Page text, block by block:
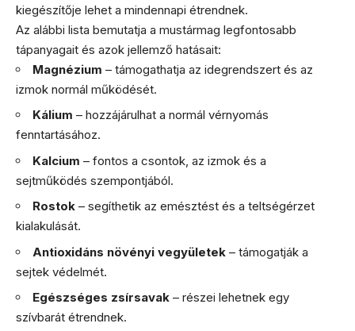
kiegészítője lehet a mindennapi étrendnek.
Az alábbi lista bemutatja a mustármag legfontosabb
tápanyagait és azok jellemző hatásait:
Magnézium – támogathatja az idegrendszert és az
izmok normál működését.
Kálium – hozzájárulhat a normál vérnyomás
fenntartásához.
Kalcium – fontos a csontok, az izmok és a
sejtműködés szempontjából.
Rostok – segíthetik az emésztést és a teltségérzet
kialakulását.
Antioxidáns növényi vegyületek – támogatják a
sejtek védelmét.
Egészséges zsírsavak – részei lehetnek egy
szívbarát étrendnek.